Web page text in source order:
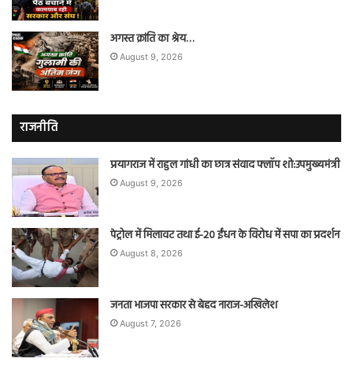
अगस्त क्रांति का श्रेय…
August 9, 2026
राजनीति
प्रयागराज में राहुल गांधी का छात्र संवाद फ्लॉप शो:उपमुख्यमंत्री
August 9, 2026
पेट्रोल में मिलावट तथा ई-20 ईंधन के विरोध में सपा का प्रदर्शन
August 8, 2026
जनता भाजपा सरकार से बेहद नाराज-अखिलेश
August 7, 2026